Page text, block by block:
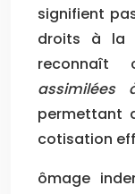
signifient
droits à la
reconnaît
assimilées
permettant
cotisation
ômage